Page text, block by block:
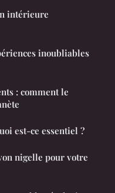
intérieure
inoubliables
: comment le
est-ce essentiel ?
nigelle pour votre